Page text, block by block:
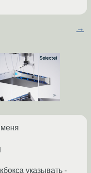
→
меня
указывать -